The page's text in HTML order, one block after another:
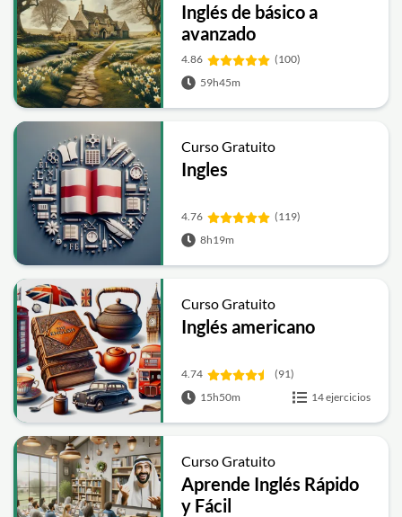
Inglés de básico a
avanzado
4.86
(100)
59h45m
Curso Gratuito
Ingles
4.76
(119)
8h19m
Curso Gratuito
Inglés americano
4.74
(91)
15h50m
14 ejercicios
Curso Gratuito
Aprende Inglés Rápido
y Fácil